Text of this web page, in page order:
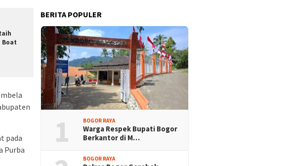
Boat
pada
Purba
BERITA POPULER
1 BOGOR RAYA
Warga Respek Bupati Bogor
Berkantor di M…
BOGOR RAYA